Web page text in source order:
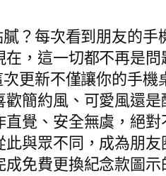
？每次看到朋友的
，這一切都不再是
更新不僅讓你的手
簡約風、可愛風還
覺、安全無虞，絕
與眾不同，成為朋
免費更換紀念款圖示